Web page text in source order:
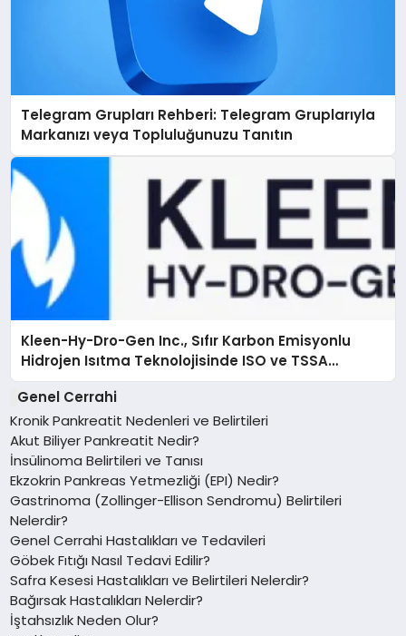
Telegram Grupları Rehberi: Telegram Gruplarıyla
Markanızı veya Topluluğunuzu Tanıtın
Kleen-Hy-Dro-Gen Inc., Sıfır Karbon Emisyonlu
Hidrojen Isıtma Teknolojisinde ISO ve TSSA
Düzenleyici Onaylarını Aldı
Genel Cerrahi
Kronik Pankreatit Nedenleri ve Belirtileri
Akut Biliyer Pankreatit Nedir?
İnsülinoma Belirtileri ve Tanısı
Ekzokrin Pankreas Yetmezliği (EPI) Nedir?
Gastrinoma (Zollinger-Ellison Sendromu) Belirtileri
Nelerdir?
Genel Cerrahi Hastalıkları ve Tedavileri
Göbek Fıtığı Nasıl Tedavi Edilir?
Safra Kesesi Hastalıkları ve Belirtileri Nelerdir?
Bağırsak Hastalıkları Nelerdir?
İştahsızlık Neden Olur?